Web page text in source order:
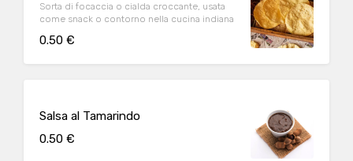
Sorta di focaccia o cialda croccante, usata
come snack o contorno nella cucina indiana
0.50 €
Salsa al Tamarindo
0.50 €